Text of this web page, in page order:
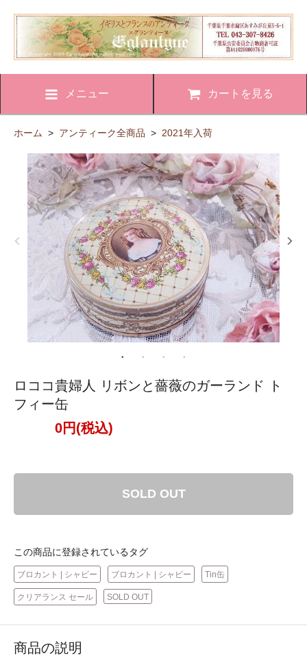
メニュー カートを見る
ホーム > アンティーク全商品 > 2021年入荷
ロココ貴婦人 リボンと薔薇のガーランド ト
フィー缶
0円(税込)
SOLD OUT
この商品に登録されているタグ
ブロカント | シャビー ブロカント | シャビー Tin缶
クリアランス セール SOLD OUT
商品の説明